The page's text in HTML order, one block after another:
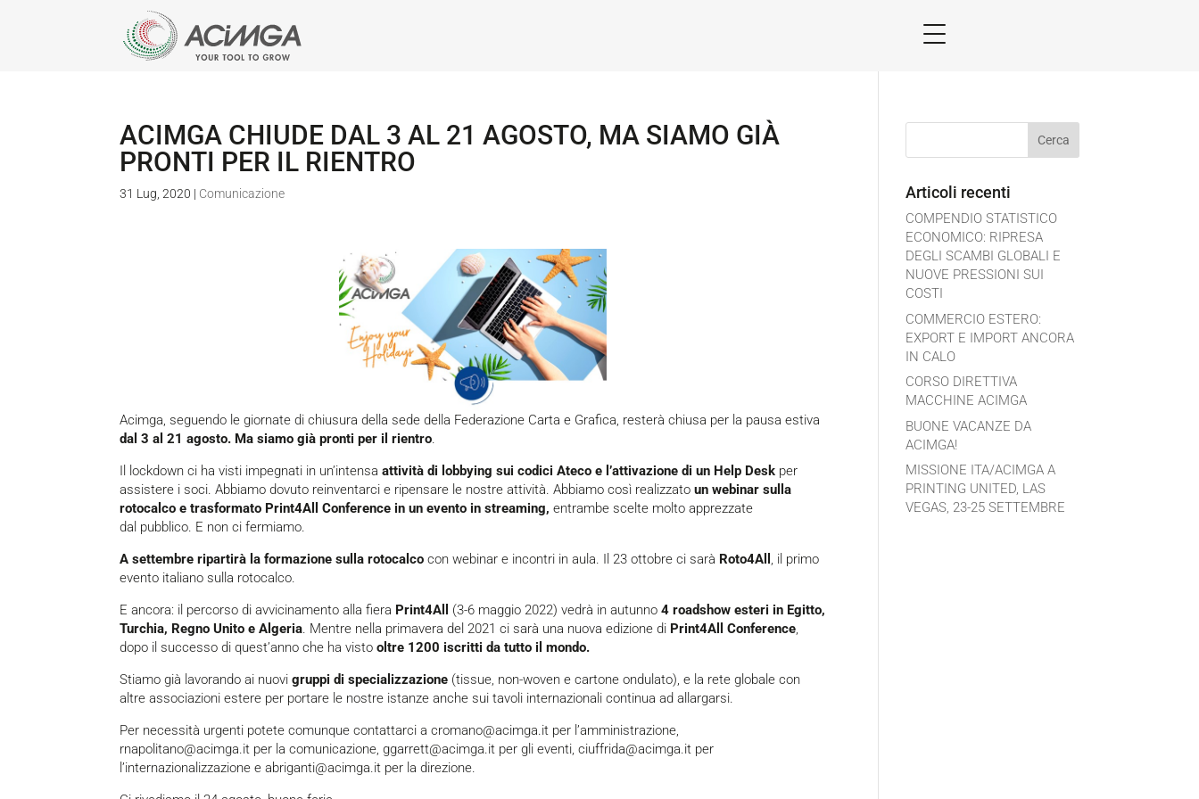
ACIMGA CHIUDE DAL 3 AL 21 AGOSTO, MA SIAMO GIÀ
PRONTI PER IL RIENTRO
31 Lug, 2020 | Comunicazione
Acimga, seguendo le giornate di chiusura della sede della Federazione Carta e Grafica, resterà chiusa per la pausa estiva
dal 3 al 21 agosto. Ma siamo già pronti per il rientro.
Il lockdown ci ha visti impegnati in un’intensaattività di lobbying sui codici Ateco e l’attivazione di un Help Desk per
assistere i soci. Abbiamo dovuto reinventarci e ripensare le nostre attività. Abbiamo così realizzatoun webinar sulla
rotocalco e trasformato Print4All Conference in un evento in streaming,entrambe scelte molto apprezzate
dal pubblico. E non ci fermiamo.
A settembre ripartirà la formazione sulla rotocalco con webinar e incontri in aula. Il 23 ottobre ci sarà Roto4All , il primo
evento italiano sulla rotocalco.
E ancora: il percorso di avvicinamento alla fiera Print4All (3-6 maggio 2022) vedrà in autunno4 roadshow esteri in Egitto,
Turchia, Regno Unito e Algeria. Mentre nella primavera del 2021 ci sarà una nuova edizione di Print4All Conference,
dopo il successo di quest’anno che ha vistooltre 1200 iscritti da tutto il mondo.
Stiamo già lavorando ai nuovigruppi di specializzazione (tissue, non-woven e cartone ondulato), e la rete globale con
altre associazioni estere per portare le nostre istanze anche sui tavoli internazionali continua ad allargarsi.
Per necessità urgenti potete comunque contattarci acromano@acimga.it per l’amministrazione,
rnapolitano@acimga.it per la comunicazione,ggarrett@acimga.it per gli eventi,ciuffrida@acimga.it per
l’internazionalizzazione eabriganti@acimga.it per la direzione.
Articoli recenti
COMPENDIO STATISTICO
ECONOMICO: RIPRESA
DEGLI SCAMBI GLOBALI E
NUOVE PRESSIONI SUI
COSTI
COMMERCIO ESTERO:
EXPORT E IMPORT ANCORA
IN CALO
CORSO DIRETTIVA
MACCHINE ACIMGA
BUONE VACANZE DA
ACIMGA!
MISSIONE ITA/ACIMGA A
PRINTING UNITED, LAS
VEGAS, 23-25 SETTEMBRE